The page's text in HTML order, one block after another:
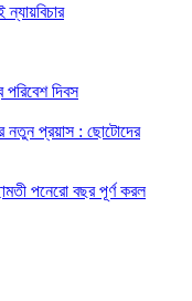
দিবস
নতুন প্রয়াস : ছোটোদের
পনেরো বছর পূর্ণ করল